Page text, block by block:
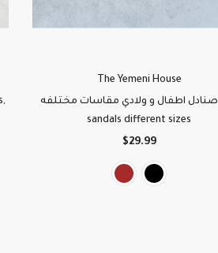
The Yemeni House
صنادل اطفال و ولادي مقاسات مختلفه kids
sandals different sizes
$29.99